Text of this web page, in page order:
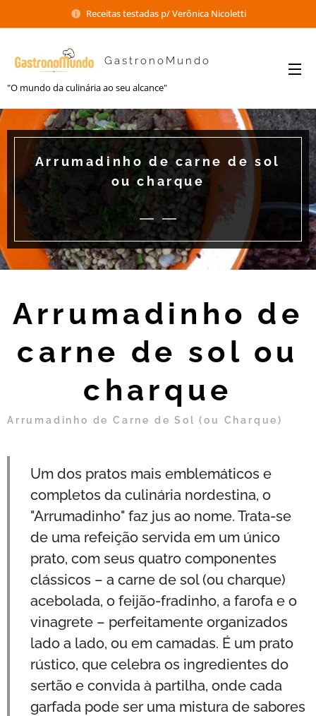
Receitas testadas p/ Verônica Nicoletti
GastronoMundo
"O mundo da culinária ao seu alcance"
Arrumadinho de carne de sol
ou charque
Arrumadinho de
carne de sol ou
charque
Arrumadinho de Carne de Sol (ou Charque)
Um dos pratos mais emblemáticos e
completos da culinária nordestina, o
"Arrumadinho" faz jus ao nome. Trata-se
de uma refeição servida em um único
prato, com seus quatro componentes
clássicos – a carne de sol (ou charque)
acebolada, o feijão-fradinho, a farofa e o
vinagrete – perfeitamente organizados
lado a lado, ou em camadas. É um prato
rústico, que celebra os ingredientes do
sertão e convida à partilha, onde cada
garfada pode ser uma mistura de sabores